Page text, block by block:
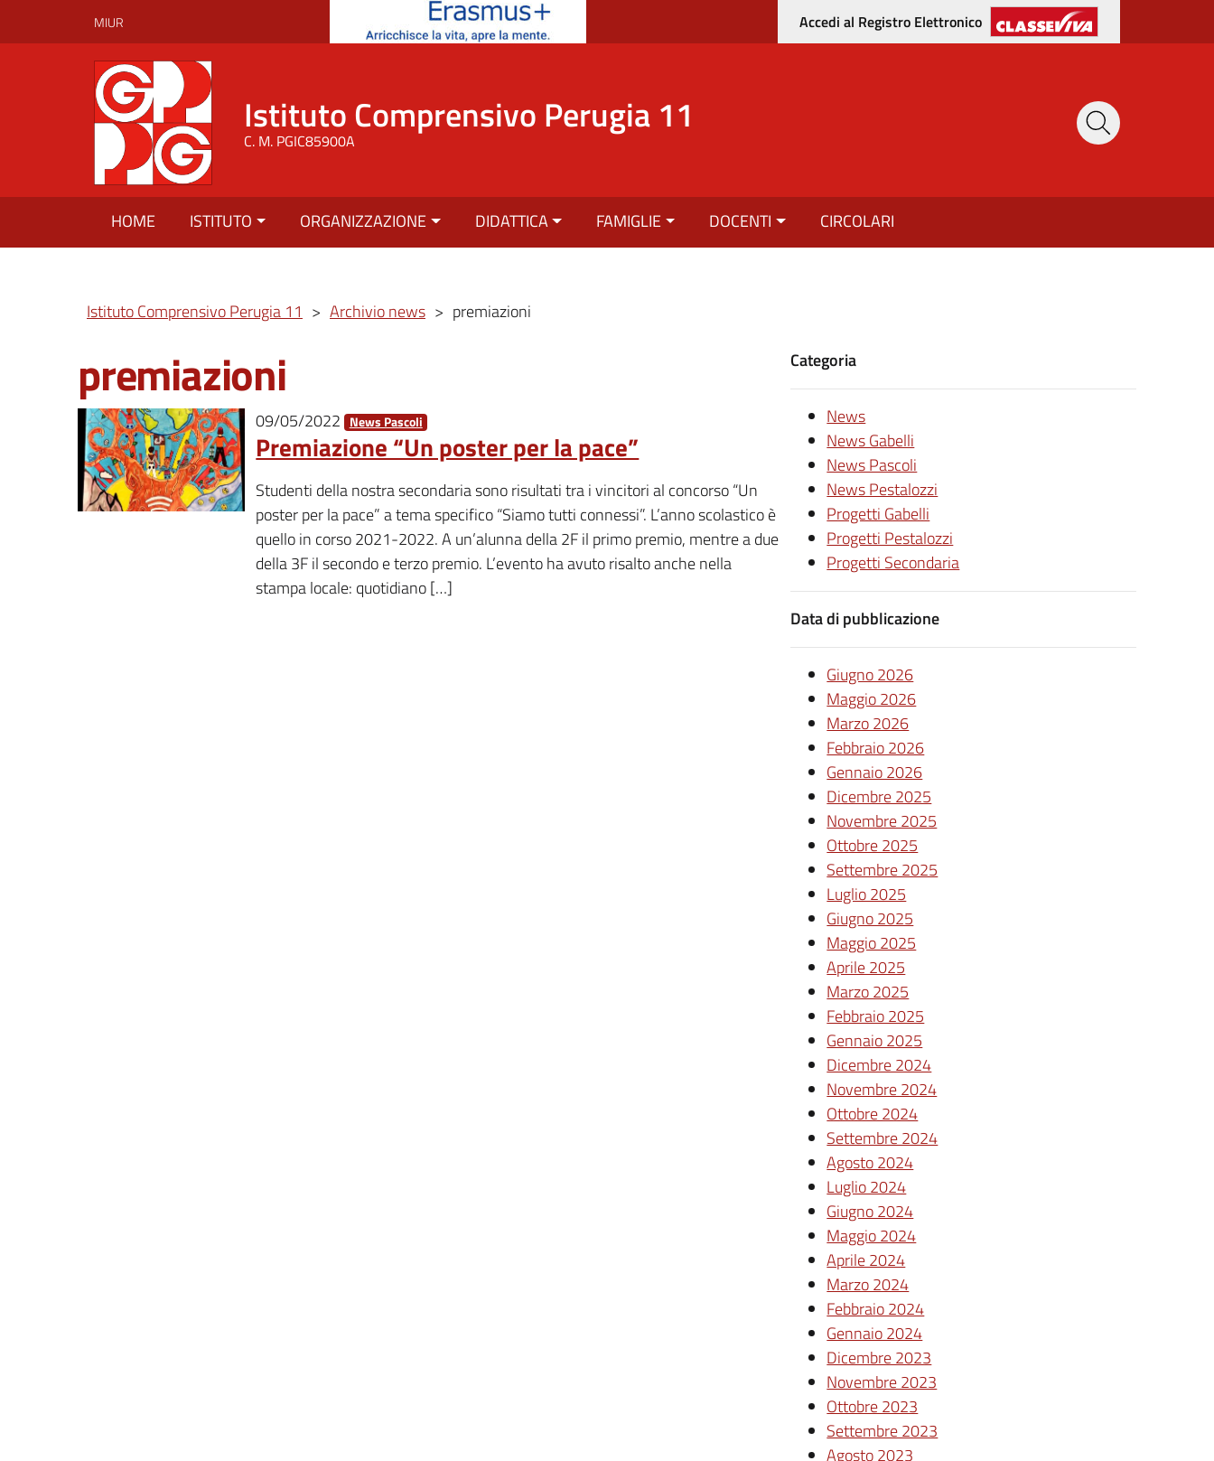
MIUR Accedi al Registro Elettronico
Istituto Comprensivo Perugia 11
C. M. PGIC85900A
HOME ISTITUTO ORGANIZZAZIONE DIDATTICA FAMIGLIE DOCENTI CIRCOLARI
Istituto Comprensivo Perugia 11 > Archivio news > premiazioni
premiazioni
09/05/2022 News Pascoli
Premiazione “Un poster per la pace”
Studenti della nostra secondaria sono risultati tra i vincitori al concorso “Un
poster per la pace” a tema specifico “Siamo tutti connessi”. L’anno scolastico è
quello in corso 2021-2022. A un’alunna della 2F il primo premio, mentre a due
della 3F il secondo e terzo premio. L’evento ha avuto risalto anche nella
stampa locale: quotidiano […]
Categoria
News
News Gabelli
News Pascoli
News Pestalozzi
Progetti Gabelli
Progetti Pestalozzi
Progetti Secondaria
Data di pubblicazione
Giugno 2026
Maggio 2026
Marzo 2026
Febbraio 2026
Gennaio 2026
Dicembre 2025
Novembre 2025
Ottobre 2025
Settembre 2025
Luglio 2025
Giugno 2025
Maggio 2025
Aprile 2025
Marzo 2025
Febbraio 2025
Gennaio 2025
Dicembre 2024
Novembre 2024
Ottobre 2024
Settembre 2024
Agosto 2024
Luglio 2024
Giugno 2024
Maggio 2024
Aprile 2024
Marzo 2024
Febbraio 2024
Gennaio 2024
Dicembre 2023
Novembre 2023
Ottobre 2023
Settembre 2023
Agosto 2023